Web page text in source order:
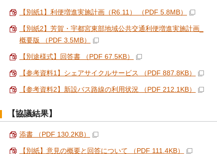
【別紙1】利便増進実施計画（R6.11） （PDF 5.8MB）
【別紙2】芳賀・宇都宮東部地域公共交通利便増進実施計画_
概要版 （PDF 3.5MB）
【別途様式】回答書 （PDF 67.5KB）
【参考資料1】シェアサイクルサービス （PDF 887.8KB）
【参考資料2】新設バス路線の利用状況 （PDF 212.1KB）
【協議結果】
添書 （PDF 130.2KB）
【別紙】意見の概要と回答について （PDF 111.4KB）